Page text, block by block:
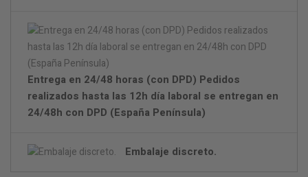
Entrega en 24/48 horas (con DPD) Pedidos
realizados hasta las 12h día laboral se entregan en
24/48h con DPD (España Península)
Embalaje discreto.